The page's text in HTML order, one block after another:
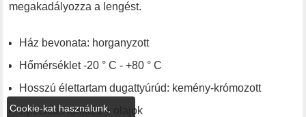
megakadályozza a lengést.
Ház bevonata: horganyzott
Hőmérséklet -20 ° C - +80 ° C
Hosszú élettartam dugattyúrúd: kemény-krómozott
Speciális tömítés + olajok
Cookie-kat használunk,